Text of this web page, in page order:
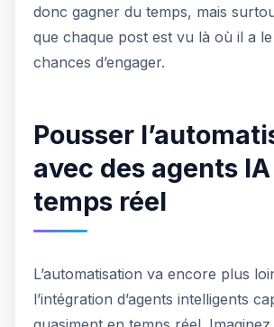
donc gagner du temps, mais
que chaque post est vu là où il a
chances d’engager.
Pousser
avec des agents
temps réel
L’automatisation va encore plus
l’intégration d’agents intelligents